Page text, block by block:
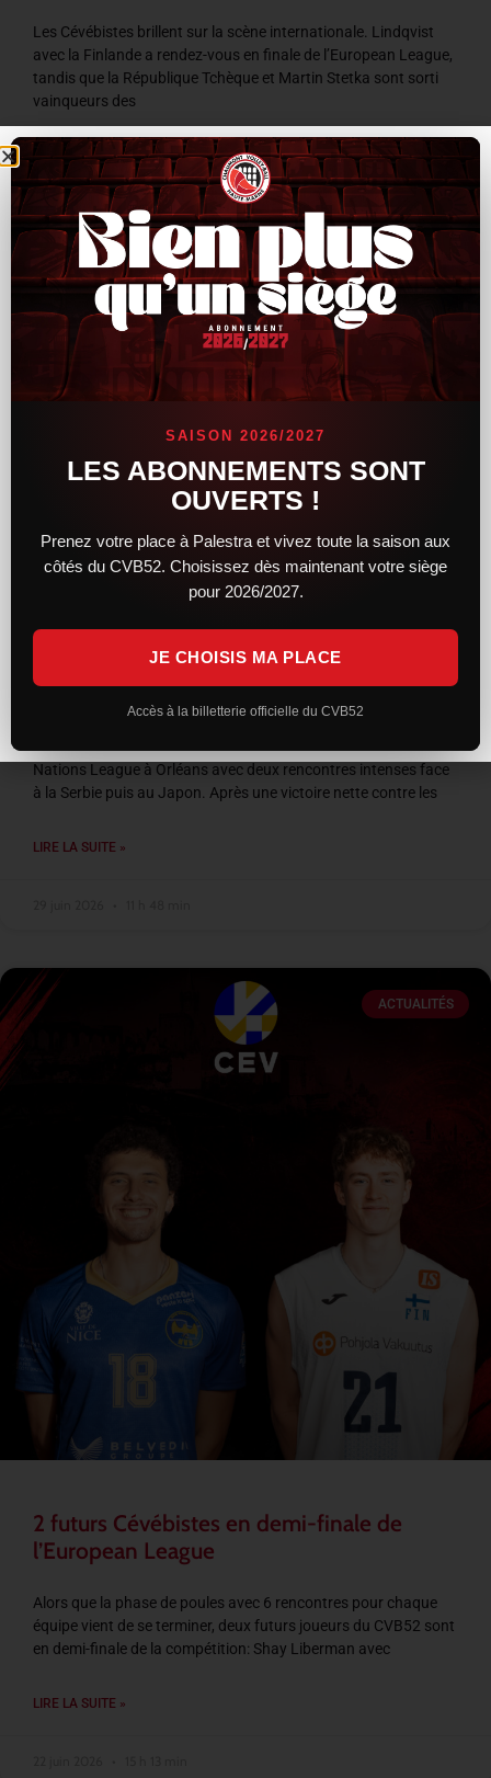
Les Cévébistes brillent sur la scène internationale. Lindqvist
avec la Finlande a rendez-vous en finale de l’European League,
tandis que la République Tchèque et Martin Stetka sont sorti
vainqueurs des
LIRE LA SUITE »
8 juillet 2026 9 h 59 min
ACTUALITÉS
VNL 2026 : les Bleus entre confirmation et
frustration à Orléans
Nations League à Orléans avec deux rencontres intenses face
à la Serbie puis au Japon. Après une victoire nette contre les
LIRE LA SUITE »
ACTUALITÉS
2 futurs Cévébistes en demi-finale de
l’European League
Alors que la phase de poules avec 6 rencontres pour chaque
équipe vient de se terminer, deux futurs joueurs du CVB52 sont
en demi-finale de la compétition: Shay Liberman avec
LIRE LA SUITE »
SAISON 2026/2027
LES ABONNEMENTS SONT
OUVERTS !
Prenez votre place à Palestra et vivez toute la saison aux
côtés du CVB52. Choisissez dès maintenant votre siège
pour 2026/2027.
JE CHOISIS MA PLACE
Accès à la billetterie officielle du CVB52